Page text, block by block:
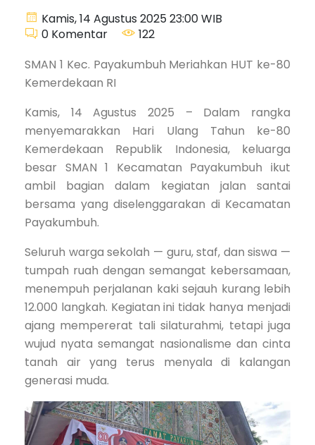
Kamis, 14 Agustus 2025 23:00 WIB
0 Komentar
122
SMAN 1 Kec. Payakumbuh Meriahkan HUT ke-80
Kemerdekaan RI
Kamis, 14 Agustus 2025 – Dalam rangka
menyemarakkan Hari Ulang Tahun ke-80
Kemerdekaan Republik Indonesia, keluarga
besar SMAN 1 Kecamatan Payakumbuh ikut
ambil bagian dalam kegiatan jalan santai
bersama yang diselenggarakan di Kecamatan
Payakumbuh.
Seluruh warga sekolah — guru, staf, dan siswa —
tumpah ruah dengan semangat kebersamaan,
menempuh perjalanan kaki sejauh kurang lebih
12.000 langkah. Kegiatan ini tidak hanya menjadi
ajang mempererat tali silaturahmi, tetapi juga
wujud nyata semangat nasionalisme dan cinta
tanah air yang terus menyala di kalangan
generasi muda.